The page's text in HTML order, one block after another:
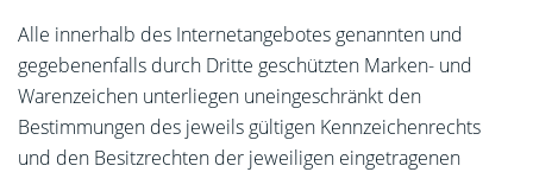
Alle innerhalb des Internetangebotes genannten und
gegebenenfalls durch Dritte geschützten Marken- und
Warenzeichen unterliegen uneingeschränkt den
Bestimmungen des jeweils gültigen Kennzeichenrechts
und den Besitzrechten der jeweiligen eingetragenen